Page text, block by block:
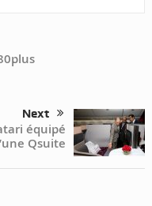
Next
équipé
Qsuite